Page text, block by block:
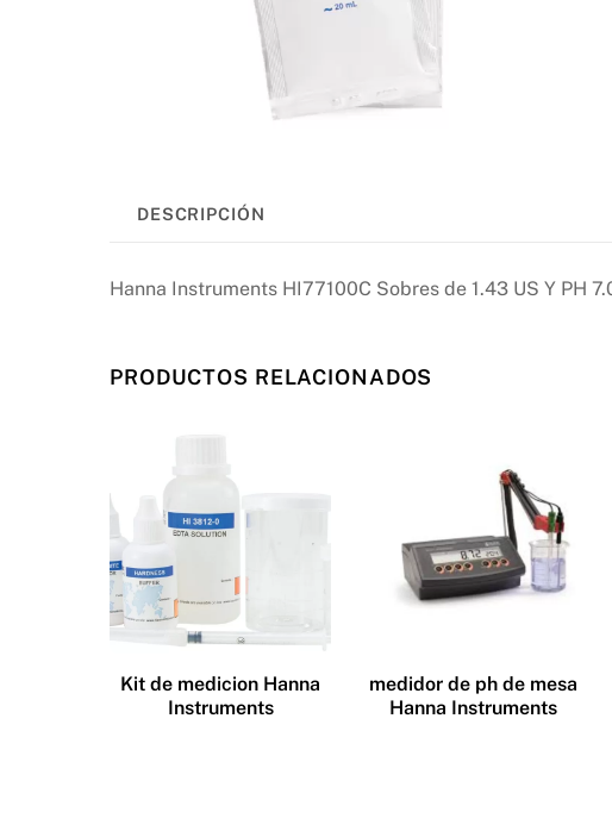
DESCRIPCIÓN
Hanna Instruments HI77100C Sobres de 1.43 US Y PH
PRODUCTOS RELACIONADOS
Kit de medicion Hanna
Instruments
medidor de ph de mesa
Hanna Instruments